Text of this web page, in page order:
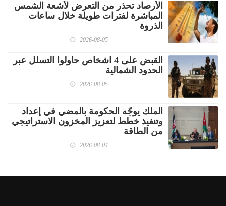
الأرصاد تحذر من التعرض لأشعة الشمس
المباشرة لفترات طويلة خلال ساعات
الذروة
2026-08-05
القبض على 4 اشخاص حاولوا التسلل عبر
الحدود الشمالية
2026-08-05
الملك يوجّه الحكومة بالمضي في إعداد
وتنفيذ خطط لتعزيز المخزون الاستراتيجي
من الطاقة
2026-08-04